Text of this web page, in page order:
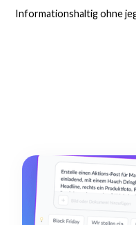
Informationshaltig ohne